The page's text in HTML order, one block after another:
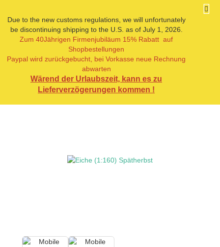
Due to the new customs regulations, we will unfortunately
be discontinuing shipping to the U.S. as of July 1, 2026.
Zum 40Jährigen Firmenjubiläum 15% Rabatt auf
Shopbestellungen
Paypal wird zurückgebucht, bei Vorkasse neue Rechnung
abwarten
Wärend der Urlaubszeit, kann es zu
Lieferverzögerungen kommen !
« Erster
« zurück
Artikel in dieser Kategorie
Eiche (1:160) Spätherbst